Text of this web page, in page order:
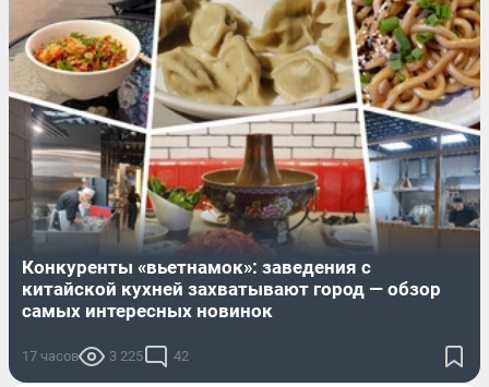
Конкуренты «вьетнамок»: заведения с
китайской кухней захватывают город — обзор
самых интересных новинок
17 часов 3 225 42